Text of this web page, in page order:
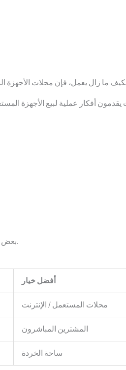
بعض المشترين يقدمون خدمة استلام المكيف من منزلك. هذا هو الحل الأسرع والأكثر راحة إذا كنت مشغولاً.
أفضل خيار
محلات المستعمل / الإنترنت
المشترين المباشرون
ساحة الخردة